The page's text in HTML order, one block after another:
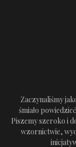
Zaczynaliśmy
śmiało
Piszemy szeroko i
wzornictwie,